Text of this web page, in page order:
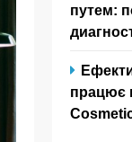
путем:
працює